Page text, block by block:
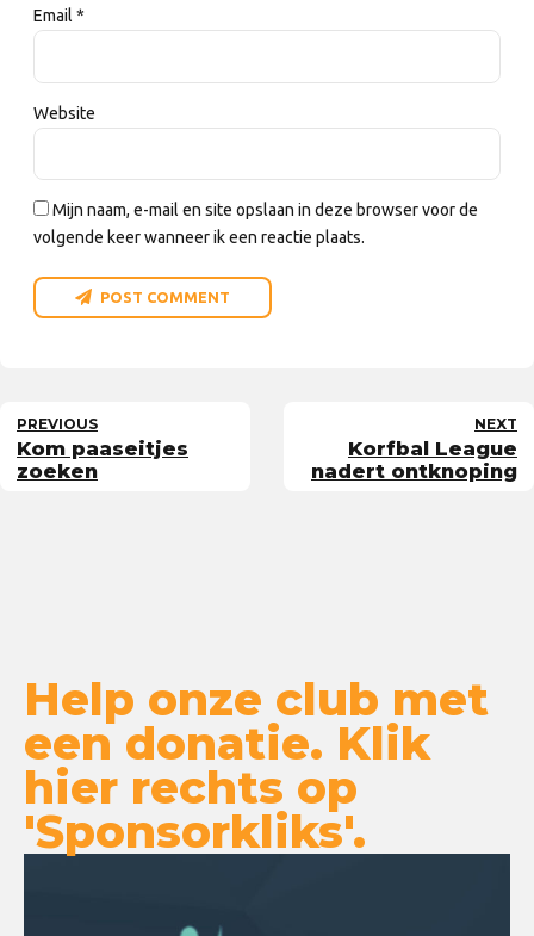
Email *
Website
Mijn naam, e-mail en site opslaan in deze browser voor de
volgende keer wanneer ik een reactie plaats.
POST COMMENT
PREVIOUS
Kom paaseitjes
zoeken
NEXT
Korfbal League
nadert ontknoping
Help onze club met
een donatie. Klik
hier rechts op
'Sponsorkliks'.